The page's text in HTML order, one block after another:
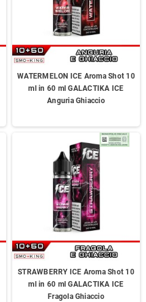
WATERMELON ICE Aroma Shot 10
ml in 60 ml GALACTIKA ICE
Anguria Ghiaccio
STRAWBERRY ICE Aroma Shot 10
ml in 60 ml GALACTIKA ICE
Fragola Ghiaccio